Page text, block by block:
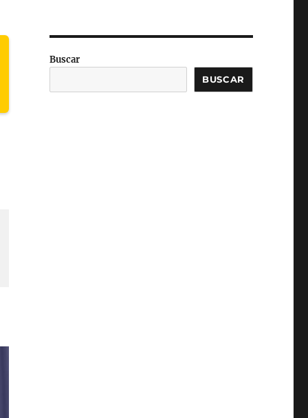
Buscar
BUSCAR